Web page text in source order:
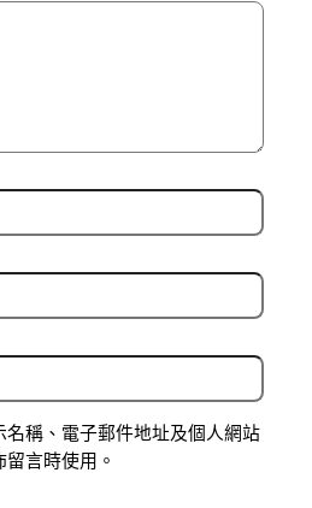
名稱、電子郵件地址及個人網站
言時使用。